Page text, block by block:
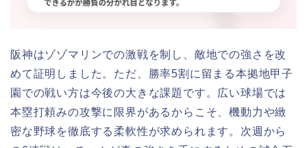
阪神はゾゾマリンでの激戦を制し、敵地での強さを改
めて証明しました。ただ、勝率5割に留まる本拠地甲子
園での戦い方は今後の大きな課題です。広い球場では
本塁打頼みの攻撃に限界があるからこそ、機動力や緻
密な野球を徹底する柔軟性が求められます。次週から